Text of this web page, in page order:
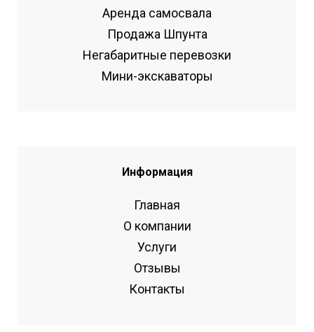
Аренда самосвала
Продажа Шпунта
Негабаритные перевозки
Мини-экскаваторы
Информация
Главная
О компании
Услуги
Отзывы
Контакты